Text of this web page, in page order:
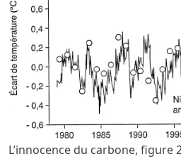
L’innocence du carbone, figure